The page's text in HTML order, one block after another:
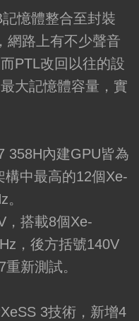
憶體整合至封裝
網路上有不少聲音
PTL改回以往的設
大記憶體容量，實
358H內建GPU皆為
中最高的12個Xe-
，搭載8個Xe-
，後方括號140V
新測試。
3技術，新增4